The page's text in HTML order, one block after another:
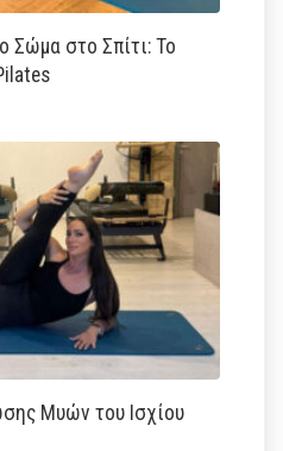
Σώμα στο Σπίτι: Το
Μυών του Ισχίου